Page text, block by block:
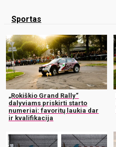
Sportas
„Rokiškio Grand Rally“
dalyviams priskirti starto
numeriai: favoritų laukia dar
ir kvalifikacija